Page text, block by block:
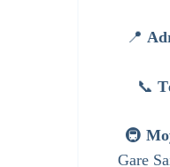
📍
📞
🚇
Gare